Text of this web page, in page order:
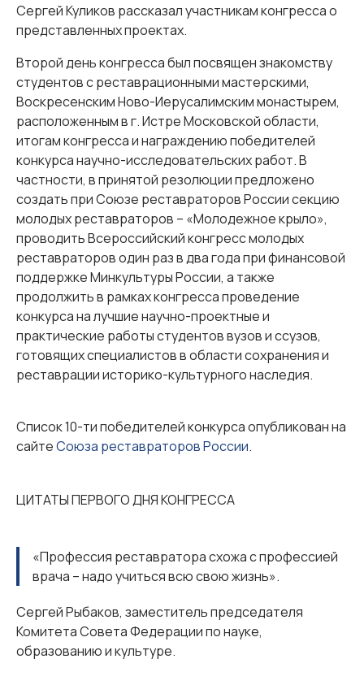
Сергей Куликов рассказал участникам конгресса о
представленных проектах.
Второй день конгресса был посвящен знакомству
студентов с реставрационными мастерскими,
Воскресенским Ново-Иерусалимским монастырем,
расположенным в г. Истре Московской области,
итогам конгресса и награждению победителей
конкурса научно-исследовательских работ. В
частности, в принятой резолюции предложено
создать при Союзе реставраторов России секцию
молодых реставраторов – «Молодежное крыло»,
проводить Всероссийский конгресс молодых
реставраторов один раз в два года при финансовой
поддержке Минкультуры России, а также
продолжить в рамках конгресса проведение
конкурса на лучшие научно-проектные и
практические работы студентов вузов и ссузов,
готовящих специалистов в области сохранения и
реставрации историко-культурного наследия.
Список 10-ти победителей конкурса опубликован на
сайтеСоюза реставраторов России.
ЦИТАТЫ ПЕРВОГО ДНЯ КОНГРЕССА
«Профессия реставратора схожа с профессией
врача – надо учиться всю свою жизнь».
Сергей Рыбаков, заместитель председателя
Комитета Совета Федерации по науке,
образованию и культуре.